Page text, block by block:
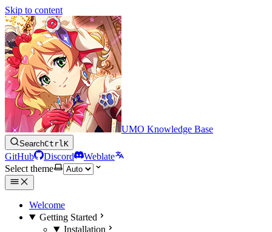
Skip to content
UMO Knowledge Base
SearchCtrlK
GitHub Discord
Weblate
Select theme
Welcome
Getting Started
Installation